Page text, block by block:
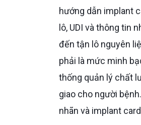
hướng dẫn implant
lô, UDI và thông tin
đến tận lô nguyên
phải là mức minh
thống quản lý chất
giao cho người
nhãn và implant